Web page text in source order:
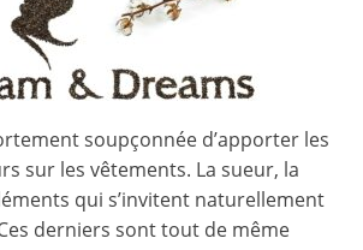
soupçonnée d’apporter les
sur les vêtements. La sueur, la
qui s’invitent naturellement
derniers sont tout de même